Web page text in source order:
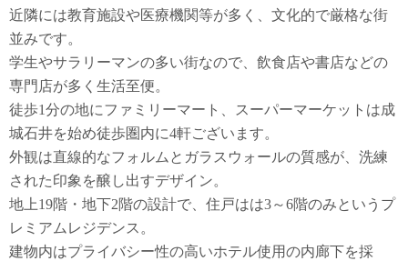
近隣には教育施設や医療機関等が多く、文化的で厳格な街
並みです。
学生やサラリーマンの多い街なので、飲食店や書店などの
専門店が多く生活至便。
徒歩1分の地にファミリーマート、スーパーマーケットは成
城石井を始め徒歩圏内に4軒ございます。
外観は直線的なフォルムとガラスウォールの質感が、洗練
された印象を醸し出すデザイン。
地上19階・地下2階の設計で、住戸はは3～6階のみというプ
レミアムレジデンス。
建物内はプライバシー性の高いホテル使用の内廊下を採